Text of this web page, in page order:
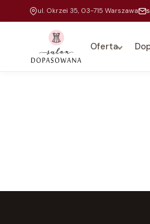
ul. Okrzei 35, 03-715 Warszawa
Oferta